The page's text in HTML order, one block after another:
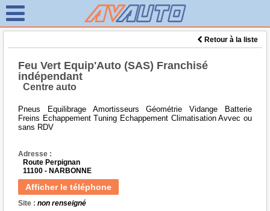
Retour à la liste
Feu Vert Equip'Auto (SAS) Franchisé
indépendant
Centre auto
Pneus Equilibrage Amortisseurs Géométrie Vidange Batterie
Freins Echappement Tuning Echappement Climatisation Avvec ou
sans RDV
Adresse :
Route Perpignan
11100 - NARBONNE
Afficher le téléphone
Site : non renseigné